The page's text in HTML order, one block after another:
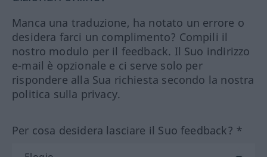
Manca una traduzione, ha notato un errore o
desidera farci un complimento? Compili il
nostro modulo per il feedback. Il Suo indirizzo
e-mail è opzionale e ci serve solo per
rispondere alla Sua richiesta secondo la nostra
politica sulla privacy.
Per cosa desidera lasciare il Suo feedback? *